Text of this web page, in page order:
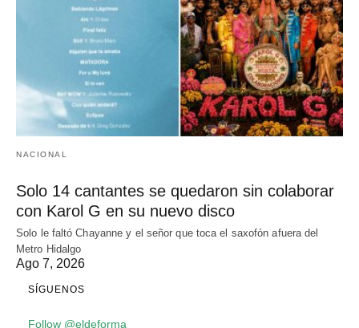
NACIONAL
Solo 14 cantantes se quedaron sin colaborar
con Karol G en su nuevo disco
Solo le faltó Chayanne y el señor que toca el saxofón afuera del
Metro Hidalgo
Ago 7, 2026
SÍGUENOS
Follow @eldeforma